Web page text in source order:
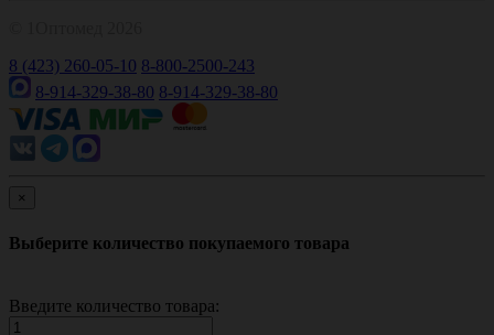
8 (423) 260-05-10 8-800-2500-243
8-914-329-38-80 8-914-329-38-80
×
Выберите количество покупаемого товара
Введите количество товара: